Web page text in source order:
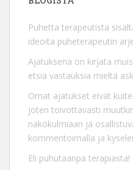
Puhetta terapeutista
ideoita puheterapeutin
Ajatuksena on kirjata
etsiä vastauksia mieltä
Omat ajatukset eivät
joten toivottavasti
näkökulmiaan ja
kommentoimalla ja
Eli puhutaanpa terapiasta!